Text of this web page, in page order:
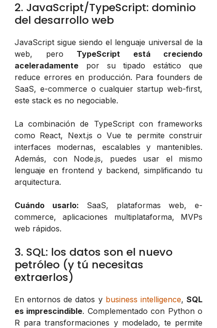
2. JavaScript/TypeScript: dominio
del desarrollo web
JavaScript sigue siendo el lenguaje universal de la
web, pero TypeScript está creciendo
aceleradamente por su tipado estático que
reduce errores en producción. Para founders de
SaaS, e-commerce o cualquier startup web-first,
este stack es no negociable.
La combinación de TypeScript con frameworks
como React, Next.js o Vue te permite construir
interfaces modernas, escalables y mantenibles.
Además, con Node.js, puedes usar el mismo
lenguaje en frontend y backend, simplificando tu
arquitectura.
Cuándo usarlo: SaaS, plataformas web, e-
commerce, aplicaciones multiplataforma, MVPs
web rápidos.
3. SQL: los datos son el nuevo
petróleo (y tú necesitas
extraerlos)
En entornos de datos y business intelligence,SQL
es imprescindible. Complementado con Python o
R para transformaciones y modelado, te permite